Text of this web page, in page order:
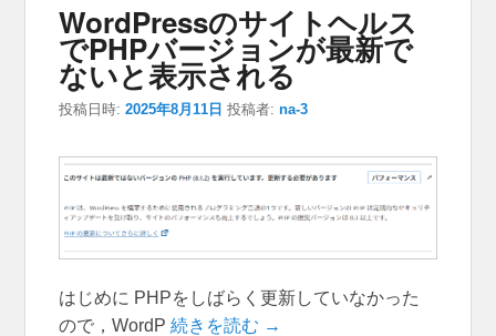
WordPressのサイトヘルス
でPHPバージョンが最新で
ないと表示される
投稿日時:2025年8月11日 投稿者:na-3
はじめに PHPをしばらく更新していなかった
ので，WordP続きを読む →